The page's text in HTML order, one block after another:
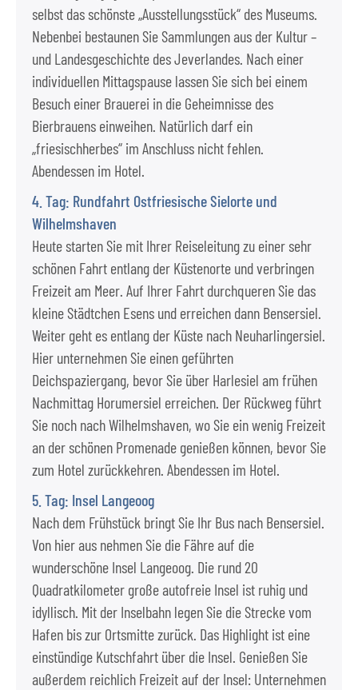
selbst das schönste „Ausstellungsstück“ des Museums.
Nebenbei bestaunen Sie Sammlungen aus der Kultur –
und Landesgeschichte des Jeverlandes. Nach einer
individuellen Mittagspause lassen Sie sich bei einem
Besuch einer Brauerei in die Geheimnisse des
Bierbrauens einweihen. Natürlich darf ein
„friesischherbes“ im Anschluss nicht fehlen.
Abendessen im Hotel.
4. Tag: Rundfahrt Ostfriesische Sielorte und
Wilhelmshaven
Heute starten Sie mit Ihrer Reiseleitung zu einer sehr
schönen Fahrt entlang der Küstenorte und verbringen
Freizeit am Meer. Auf Ihrer Fahrt durchqueren Sie das
kleine Städtchen Esens und erreichen dann Bensersiel.
Weiter geht es entlang der Küste nach Neuharlingersiel.
Hier unternehmen Sie einen geführten
Deichspaziergang, bevor Sie über Harlesiel am frühen
Nachmittag Horumersiel erreichen. Der Rückweg führt
Sie noch nach Wilhelmshaven, wo Sie ein wenig Freizeit
an der schönen Promenade genießen können, bevor Sie
zum Hotel zurückkehren. Abendessen im Hotel.
5. Tag: Insel Langeoog
Nach dem Frühstück bringt Sie Ihr Bus nach Bensersiel.
Von hier aus nehmen Sie die Fähre auf die
wunderschöne Insel Langeoog. Die rund 20
Quadratkilometer große autofreie Insel ist ruhig und
idyllisch. Mit der Inselbahn legen Sie die Strecke vom
Hafen bis zur Ortsmitte zurück. Das Highlight ist eine
einstündige Kutschfahrt über die Insel. Genießen Sie
außerdem reichlich Freizeit auf der Insel: Unternehmen